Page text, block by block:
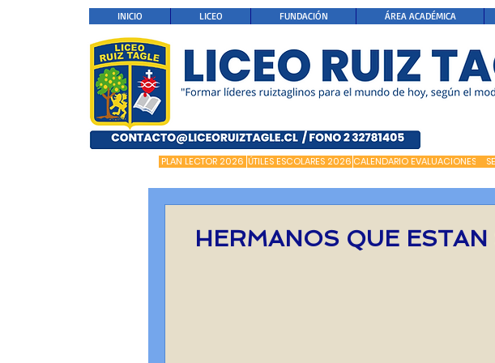
INICIO LICEO FUNDACIÓN ÁREA ACADÉMICA
PLAN LECTOR 2026 ÚTILES ESCOLARES 2026 CALENDARIO EVALUACIONES
HERMANOS QUE